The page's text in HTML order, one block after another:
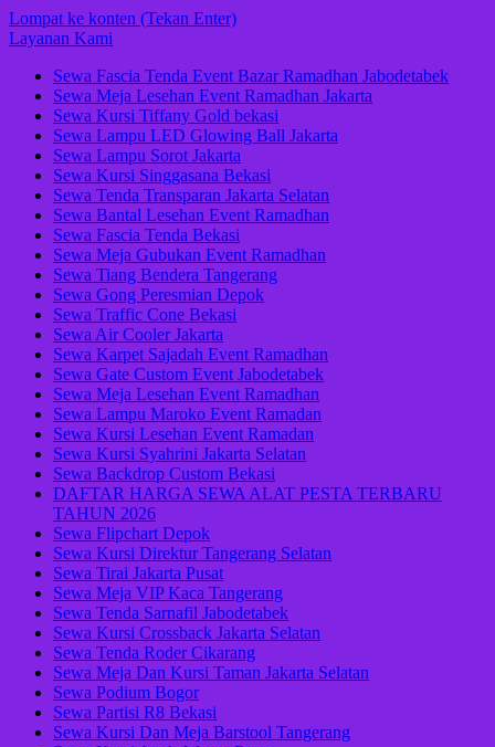
Lompat ke konten (Tekan Enter)
Layanan Kami
Sewa Fascia Tenda Event Bazar Ramadhan Jabodetabek
Sewa Meja Lesehan Event Ramadhan Jakarta
Sewa Kursi Tiffany Gold bekasi
Sewa Lampu LED Glowing Ball Jakarta
Sewa Lampu Sorot Jakarta
Sewa Kursi Singgasana Bekasi
Sewa Tenda Transparan Jakarta Selatan
Sewa Bantal Lesehan Event Ramadhan
Sewa Fascia Tenda Bekasi
Sewa Meja Gubukan Event Ramadhan
Sewa Tiang Bendera Tangerang
Sewa Gong Peresmian Depok
Sewa Traffic Cone Bekasi
Sewa Air Cooler Jakarta
Sewa Karpet Sajadah Event Ramadhan
Sewa Gate Custom Event Jabodetabek
Sewa Meja Lesehan Event Ramadhan
Sewa Lampu Maroko Event Ramadan
Sewa Kursi Lesehan Event Ramadan
Sewa Kursi Syahrini Jakarta Selatan
Sewa Backdrop Custom Bekasi
DAFTAR HARGA SEWA ALAT PESTA TERBARU
TAHUN 2026
Sewa Flipchart Depok
Sewa Kursi Direktur Tangerang Selatan
Sewa Tirai Jakarta Pusat
Sewa Meja VIP Kaca Tangerang
Sewa Tenda Sarnafil Jabodetabek
Sewa Kursi Crossback Jakarta Selatan
Sewa Tenda Roder Cikarang
Sewa Meja Dan Kursi Taman Jakarta Selatan
Sewa Podium Bogor
Sewa Partisi R8 Bekasi
Sewa Kursi Dan Meja Barstool Tangerang